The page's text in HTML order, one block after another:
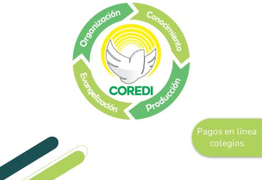
Pagos en línea
colegios
Rionegro
El Peñol
Investigación
Revista institucional
Modelo de Naciones Unidas – MUN
Pagos en línea
Educación Rural